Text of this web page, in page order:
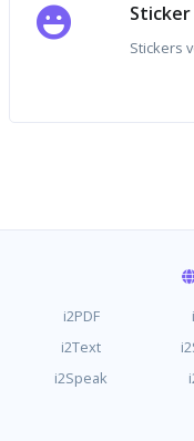
Sticker
Stickers
i2PDF
i2Text
i2Speak